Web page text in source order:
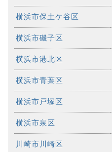
横浜市保土ケ谷区
横浜市磯子区
横浜市港北区
横浜市青葉区
横浜市戸塚区
横浜市泉区
川崎市川崎区